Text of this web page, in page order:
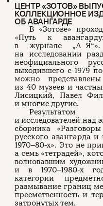
ЦЕНТР «ЗОТОВ»
КОЛЛЕКЦИОННОЕ
ОБ АВАНГАРДЕ
В «Зотове»
«Путь к
в журнале „А–Я“».
на исследовании
неофициального
выходившего с 1979
можно
из 40 музеев и
Лисицкий, Павел
и многие другие.
и исследователей над
сборника
русского авангарда
1970–80-х». Это не
а семь «тетрадей»,
волновавшим
и в 1970–1980-х
категории
размывание границ
преемственность и
затронутых тем.